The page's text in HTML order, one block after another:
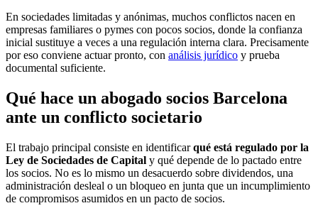
En sociedades limitadas y anónimas, muchos conflictos nacen en
empresas familiares o pymes con pocos socios, donde la confianza
inicial sustituye a veces a una regulación interna clara. Precisamente
por eso conviene actuar pronto, con análisis jurídico y prueba
documental suficiente.
Qué hace un abogado socios Barcelona
ante un conflicto societario
El trabajo principal consiste en identificarqué está regulado por la
Ley de Sociedades de Capital y qué depende de lo pactado entre
los socios. No es lo mismo un desacuerdo sobre dividendos, una
administración desleal o un bloqueo en junta que un incumplimiento
de compromisos asumidos en un pacto de socios.